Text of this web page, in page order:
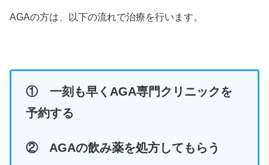
AGAの方は、以下の流れで治療を行います。
①
一刻も早くAGA専門クリニックを
予約する
② AGAの飲み薬を処方してもらう